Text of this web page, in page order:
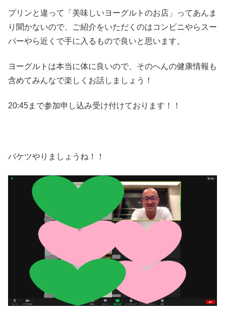
プリンと違って「美味しいヨーグルトのお店」ってあんま
り聞かないので、ご紹介をいただくのはコンビニやらスー
パーやら近くで手に入るもので良いと思います。
ヨーグルトは本当に体に良いので、そのへんの健康情報も
含めてみんなで楽しくお話しましょう！
20:45まで参加申し込み受け付けております！！
バケツやりましょうね！！